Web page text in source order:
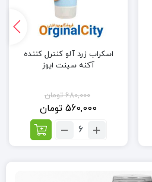
اسکراب زرد آلو کنترل کننده
آکنه سینت ایوز
680,000 تومان
560,000 تومان
تعداد: